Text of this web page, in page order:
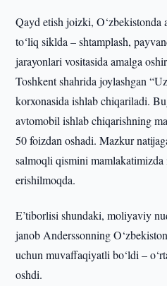
Qayd etish joizki, O‘zbekistonda
to‘liq siklda – shtamplash,
jarayonlari vositasida amalga
Toshkent shahrida joylashgan
korxonasida ishlab chiqariladi.
avtomobil ishlab chiqarishning
50 foizdan oshadi. Mazkur
salmoqli qismini mamlakatimizda
erishilmoqda.
E’tiborlisi shundaki, moliyaviy
janob Anderssonning
uchun muvaffaqiyatli bo‘ldi –
oshdi.